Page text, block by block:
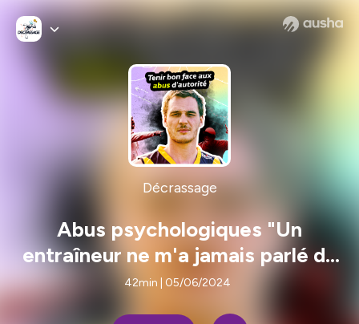
Décrassage
Abus psychologiques "Un
entraîneur ne m'a jamais parlé de
la saison !"
42min | 05/06/2024